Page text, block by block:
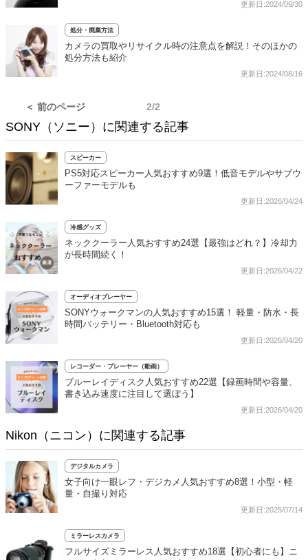
更新日:2024/09/30
処分・廃棄方法
カメラの買取やリサイクル時の注意点を解説！そのほかの
処分方法も紹介
更新日:2024/08/16
＜ 前のページ 2/2
SONY（ソニー）に関連する記事
スピーカー
PS5対応スピーカー人気おすすめ9選！低音モデルやサブウ
ーファーモデルも
更新日:2026/04/24
冷感グッズ
ネッククーラー人気おすすめ24選【最強はどれ？】冷却力
が長時間続く！
更新日:2026/04/22
オーディオプレーヤー
SONYウォークマンの人気おすすめ15選！ 軽量・防水・長
時間バッテリー・Bluetooth対応も
更新日:2026/04/20
レコーダー・プレーヤー（動画）
ブルーレイディスク人気おすすめ22選【録画時間や容量、
書き込み速度に注目して選ぼう】
更新日:2026/04/20
Nikon（ニコン）に関連する記事
デジタルカメラ
女子向け一眼レフ・デジカメ人気おすすめ8選！小型・軽
量・自撮り対応
更新日:2025/07/14
ミラーレスカメラ
フルサイズミラーレス人気おすすめ18選【初心者にも】ニ